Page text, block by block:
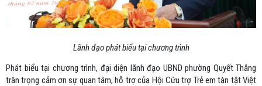
Lãnh đạo phát biểu tại chương trình
Phát biểu tại chương trình, đại diện lãnh đạo UBND phường Quyết Thắng
trân trọng cảm ơn sự quan tâm, hỗ trợ của Hội Cứu trợ Trẻ em tàn tật Việt